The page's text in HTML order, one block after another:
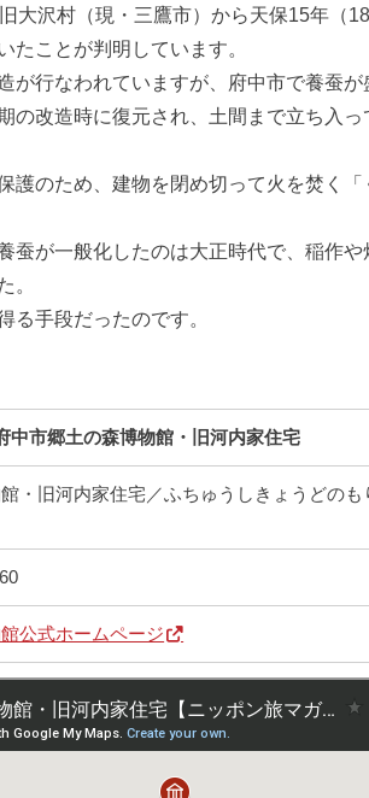
大沢村（現・三鷹市）から天保15年（
たことが判明しています。
が行なわれていますが、府中市で養蚕
の改造時に復元され、土間まで立ち入っ
護のため、建物を閉め切って火を焚く「
蚕が一般化したのは大正時代で、稲作や
。
る手段だったのです。
中市郷土の森博物館・旧河内家住宅
・旧河内家住宅／ふちゅうしきょうどのも
公式ホームページ